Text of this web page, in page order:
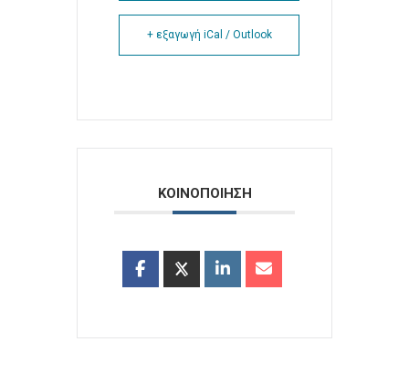
+ εξαγωγή iCal / Outlook
ΚΟΙΝΟΠΟΙΗΣΗ